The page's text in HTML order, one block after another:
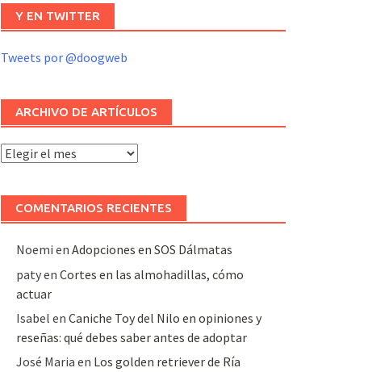
Y EN TWITTER
Tweets por @doogweb
ARCHIVO DE ARTÍCULOS
Archivo
artículos
COMENTARIOS RECIENTES
Noemi en Adopciones en SOS Dálmatas
patyen Cortes en las almohadillas, cómo
actuar
Isabel en Caniche Toy del Nilo en opiniones y
reseñas: qué debes saber antes de adoptar
José Maria en Los golden retriever de Ría